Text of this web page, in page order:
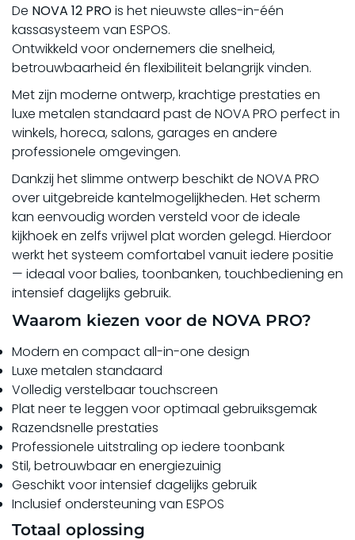
De NOVA 12 PROis het nieuwste alles-in-één
kassasysteem van ESPOS.
Ontwikkeld voor ondernemers die snelheid,
betrouwbaarheid én flexibiliteit belangrijk vinden.
Met zijn moderne ontwerp, krachtige prestaties en
luxe metalen standaard past de NOVA PRO perfect in
winkels, horeca, salons, garages en andere
professionele omgevingen.
Dankzij het slimme ontwerp beschikt de NOVA PRO
over uitgebreide kantelmogelijkheden. Het scherm
kan eenvoudig worden versteld voor de ideale
kijkhoek en zelfs vrijwel plat worden gelegd. Hierdoor
werkt het systeem comfortabel vanuit iedere positie
— ideaal voor balies, toonbanken, touchbediening en
intensief dagelijks gebruik.
Waarom kiezen voor de NOVA PRO?
Modern en compact all-in-one design
Luxe metalen standaard
Volledig verstelbaar touchscreen
Plat neer te leggen voor optimaal gebruiksgemak
Razendsnelle prestaties
Professionele uitstraling op iedere toonbank
Stil, betrouwbaar en energiezuinig
Geschikt voor intensief dagelijks gebruik
Inclusief ondersteuning van ESPOS
Totaal oplossing